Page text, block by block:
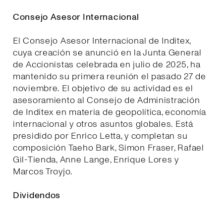
Consejo Asesor Internacional
El Consejo Asesor Internacional de Inditex,
cuya creación se anunció en la Junta General
de Accionistas celebrada en julio de 2025, ha
mantenido su primera reunión el pasado 27 de
noviembre. El objetivo de su actividad es el
asesoramiento al Consejo de Administración
de Inditex en materia de geopolítica, economía
internacional y otros asuntos globales. Está
presidido por Enrico Letta, y completan su
composición Taeho Bark, Simon Fraser, Rafael
Gil-Tienda, Anne Lange, Enrique Lores y
Marcos Troyjo.
Dividendos